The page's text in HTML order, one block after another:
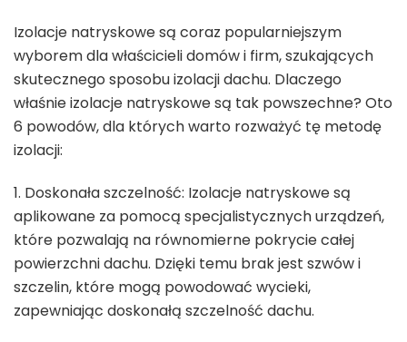
Izolacje natryskowe są coraz popularniejszym
wyborem dla właścicieli domów i firm, szukających
skutecznego sposobu izolacji dachu. Dlaczego
właśnie izolacje natryskowe są tak powszechne? Oto
6 powodów, dla których warto rozważyć tę metodę
izolacji:
1. Doskonała szczelność: Izolacje natryskowe są
aplikowane za pomocą specjalistycznych urządzeń,
które pozwalają na równomierne pokrycie całej
powierzchni dachu. Dzięki temu brak jest szwów i
szczelin, które mogą powodować wycieki,
zapewniając doskonałą szczelność dachu.